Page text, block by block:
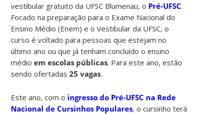
vestibular gratuito da UFSC Blumenau, o Pré-UFSC.
Focado na preparação para o Exame Nacional do
Ensino Médio (Enem) e o Vestibular da UFSC, o
curso é voltado para pessoas que estejam no
último ano ou que já tenham concluído o ensino
médioem escolas públicas. Para este ano, estão
sendo ofertadas25 vagas.
Este ano, com o ingresso do Pré-UFSC na Rede
Nacional de Cursinhos Populares, o cursinho terá